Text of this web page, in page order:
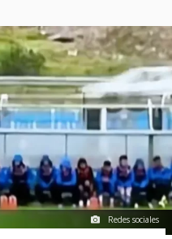
Redes sociales